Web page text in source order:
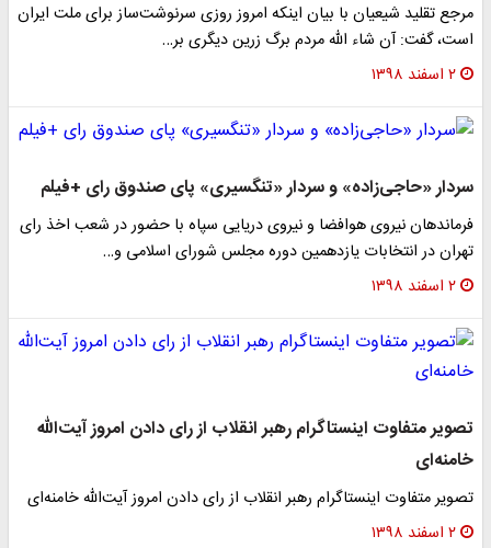
مرجع تقلید شیعیان با بیان اینکه امروز روزی سرنوشت‌ساز برای ملت ایران
است، گفت: آن شاء الله مردم برگ زرین دیگری بر…
۲ اسفند ۱۳۹۸
سردار «حاجی‌زاده» و سردار «تنگسیری» پای صندوق رای +فیلم
فرماندهان نیروی هوافضا و نیروی دریایی سپاه با حضور در شعب اخذ رای
تهران در انتخابات یازدهمین دوره مجلس شورای اسلامی و…
۲ اسفند ۱۳۹۸
تصویر متفاوت اینستاگرام رهبر انقلاب از رای دادن امروز آیت‌الله
خامنه‌ای
تصویر متفاوت اینستاگرام رهبر انقلاب از رای دادن امروز آیت‌الله خامنه‌ای
۲ اسفند ۱۳۹۸